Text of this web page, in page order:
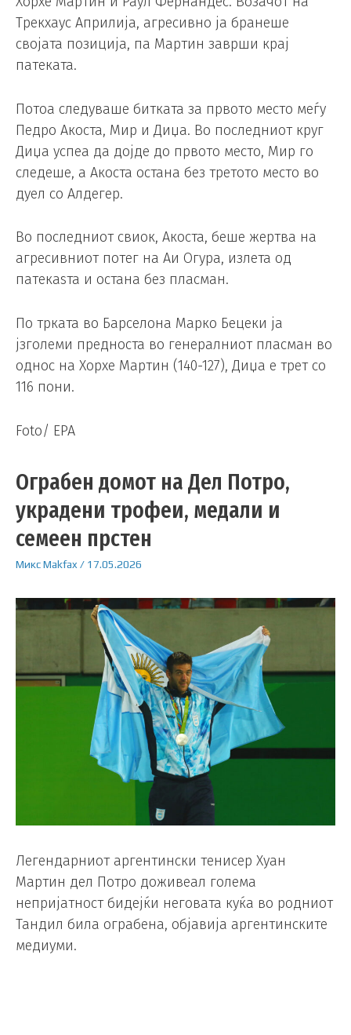
Трекхаус Априлија, агресивно ја бранеше
својата позиција, па Мартин заврши крај
патеката.
Потоа следуваше битката за првото место меѓу
Педро Акоста, Мир и Диџа. Во последниот круг
Диџа успеа да дојде до првото место, Мир го
следеше, а Акоста остана без третото место во
дуел со Алдегер.
Во последниот свиок, Акоста, беше жертва на
агресивниот потег на Аи Огура, излета од
патекаѕта и остана без пласман.
По трката во Барселона Марко Бецеки ја
јзголеми предноста во генералниот пласман во
однос на Хорхе Мартин (140-127), Диџа е трет со
116 пони.
Foto/ EPA
Ограбен домот на Дел Потро,
украдени трофеи, медали и
семеен прстен
МиксMakfax / 17.05.2026
Легендарниот аргентински тенисер Хуан
Мартин дел Потро доживеал голема
непријатност бидејќи неговата куќа во родниот
Тандил била ограбена, објавија аргентинските
медиуми.